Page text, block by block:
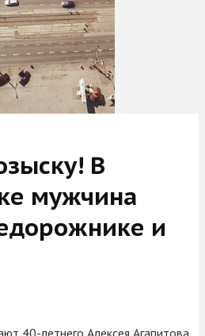
В
мужчина
и
40-летнего Алексея Агапитова.